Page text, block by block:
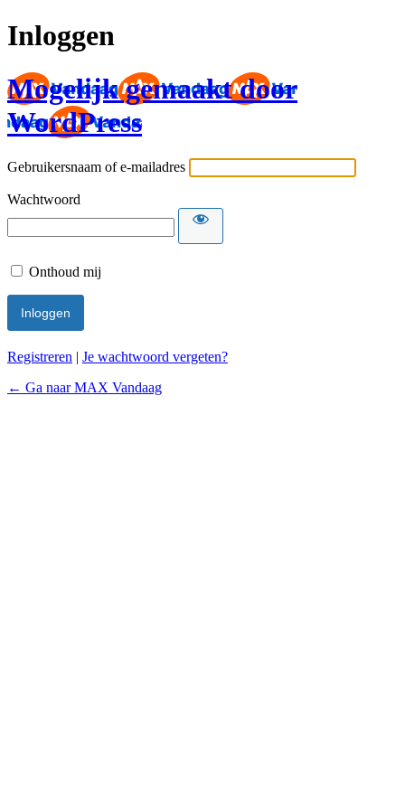
Inloggen
Mogelijk gemaakt door
WordPress
Gebruikersnaam of e-mailadres
Wachtwoord
Onthoud mij
Registreren | Je wachtwoord vergeten?
← Ga naar MAX Vandaag